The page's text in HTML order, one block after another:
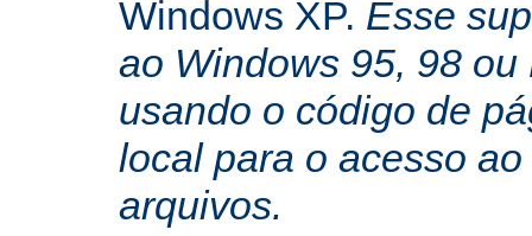
Windows XP. Esse
ao Windows 95, 98
usando o código de
local para o acesso
arquivos.